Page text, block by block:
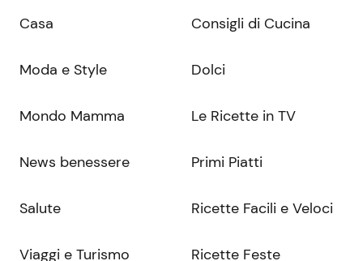
Casa
Moda e Style
Mondo Mamma
News benessere
Salute
Viaggi e Turismo
Consigli di Cucina
Dolci
Le Ricette in TV
Primi Piatti
Ricette Facili e Veloci
Ricette Feste